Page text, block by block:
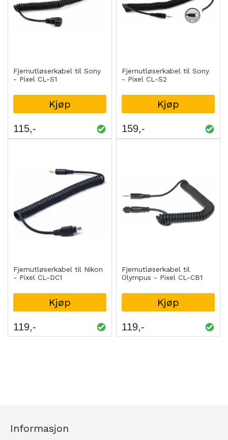
Fjernutløserkabel til Sony
- Pixel CL-S1
Kjøp
115
Fjernutløserkabel til Sony
- Pixel CL-S2
Kjøp
159
Fjernutløserkabel til Nikon
- Pixel CL-DC1
Kjøp
119
Fjernutløserkabel til
Olympus - Pixel CL-CB1
Kjøp
119
Informasjon